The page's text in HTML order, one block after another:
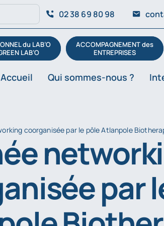
02 38 69 80 98
du LAB’O
LAB’O
ACCOMPAGNEMENT des
ENTREPRISES
Accueil Qui sommes-nous ?
coorganisée par le pôle Atlanpole
par